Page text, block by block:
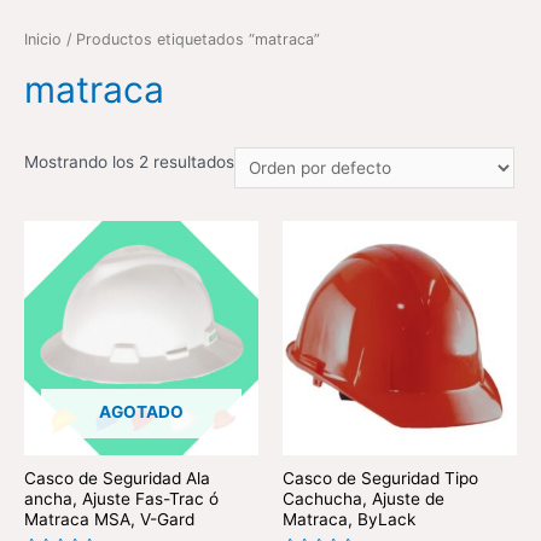
Inicio / Productos etiquetados “matraca”
matraca
Mostrando los 2 resultados
AGOTADO
Casco de Seguridad Ala
ancha, Ajuste Fas-Trac ó
Matraca MSA, V-Gard
Casco de Seguridad Tipo
Cachucha, Ajuste de
Matraca, ByLack